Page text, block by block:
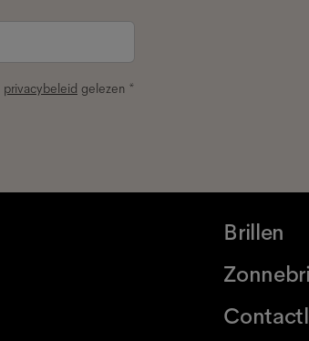
privacybeleid gelezen *
Brillen